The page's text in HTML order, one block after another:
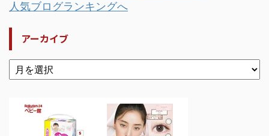
人気ブログランキングへ
アーカイブ